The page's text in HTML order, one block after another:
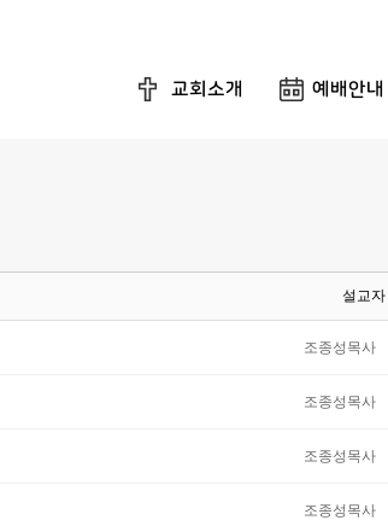
교회소개 예배안내
설교자
조종성목사
조종성목사
조종성목사
조종성목사